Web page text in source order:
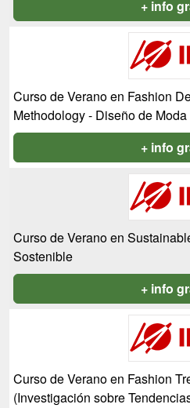
+ info
Curso de Verano en Fashion
Methodology - Diseño de
+ info
Curso de Verano en
Sostenible
+ info
Curso de Verano en Fashion
(Investigación sobre